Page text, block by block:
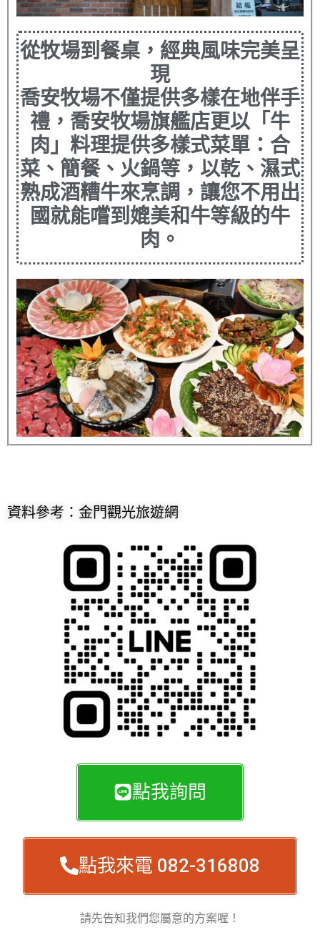
從牧場到餐桌，經典風味完美呈
現
喬安牧場不僅提供多樣在地伴手
禮，喬安牧場旗艦店更以「牛
肉」料理提供多樣式菜單：合
菜、簡餐、火鍋等，以乾、濕式
熟成酒糟牛來烹調，讓您不用出
國就能嚐到媲美和牛等級的牛
肉。
資料參考：金門觀光旅遊網
點我詢問
點我來電 082-316808
請先告知我們您屬意的方案喔！